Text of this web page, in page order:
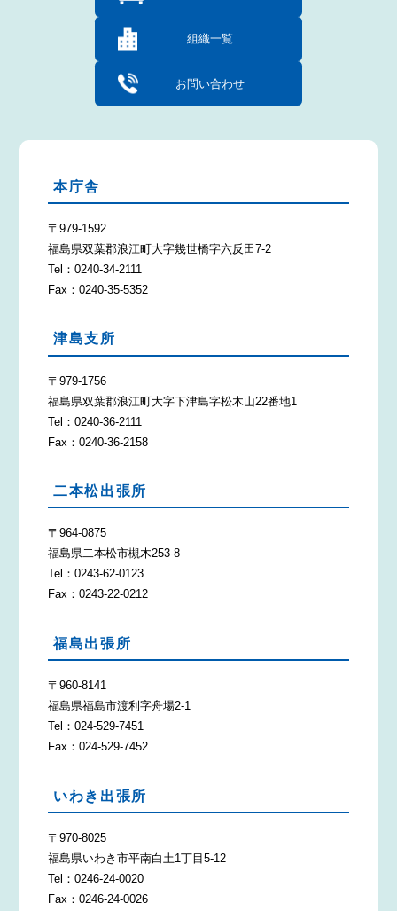
組織一覧
お問い合わせ
本庁舎
〒979-1592
福島県双葉郡浪江町大字幾世橋字六反田7-2
Tel：0240-34-2111
Fax：0240-35-5352
津島支所
〒979-1756
福島県双葉郡浪江町大字下津島字松木山22番地1
Tel：0240-36-2111
Fax：0240-36-2158
二本松出張所
〒964-0875
福島県二本松市槻木253-8
Tel：0243-62-0123
Fax：0243-22-0212
福島出張所
〒960-8141
福島県福島市渡利字舟場2-1
Tel：024-529-7451
Fax：024-529-7452
いわき出張所
〒970-8025
福島県いわき市平南白土1丁目5-12
Tel：0246-24-0020
Fax：0246-24-0026